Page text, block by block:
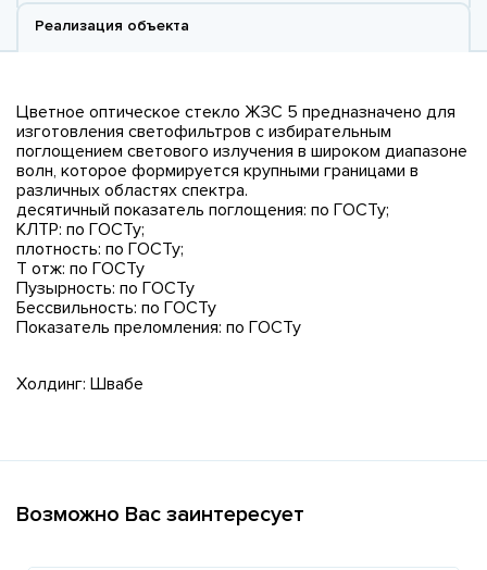
Реализация объекта
Цветное оптическое стекло ЖЗС 5 предназначено для
изготовления светофильтров с избирательным
поглощением светового излучения в широком диапазоне
волн, которое формируется крупными границами в
различных областях спектра.
десятичный показатель поглощения: по ГОСТу;
КЛТР: по ГОСТу;
плотность: по ГОСТу;
Т отж: по ГОСТу
Пузырность: по ГОСТу
Бессвильность: по ГОСТу
Показатель преломления: по ГОСТу
Холдинг: Швабе
Возможно Вас заинтересует